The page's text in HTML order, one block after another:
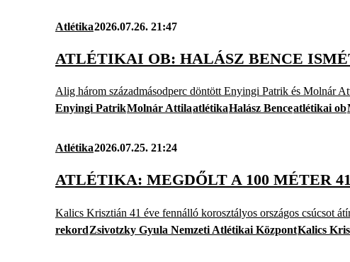
Atlétika2026.07.26. 21:47
ATLÉTIKAI OB: HALÁSZ BENCE
Alig három századmásodperc döntött Enyingi Patrik és Molnár
Enyingi PatrikMolnár AttilaatlétikaHalász Benceatlétikai ob
Atlétika2026.07.25. 21:24
ATLÉTIKA: MEGDŐLT A 100 MÉTER
Kalics Krisztián 41 éve fennálló korosztályos országos csúcsot
rekordZsivotzky Gyula Nemzeti Atlétikai KözpontKalics